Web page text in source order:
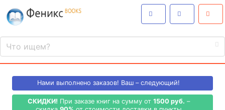
Нами выполнено заказов! Ваш – следующий!
СКИДКИ! При заказе книг на сумму от 1500 руб. –